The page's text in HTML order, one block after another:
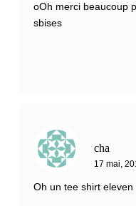
oOh merci beaucoup
sbises
cha
17 mai,
Oh un tee shirt